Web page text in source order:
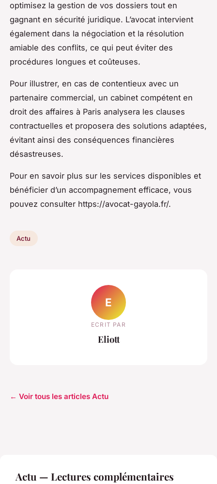
optimisez la gestion de vos dossiers tout en
gagnant en sécurité juridique. L’avocat intervient
également dans la négociation et la résolution
amiable des conflits, ce qui peut éviter des
procédures longues et coûteuses.
Pour illustrer, en cas de contentieux avec un
partenaire commercial, un cabinet compétent en
droit des affaires à Paris analysera les clauses
contractuelles et proposera des solutions adaptées,
évitant ainsi des conséquences financières
désastreuses.
Pour en savoir plus sur les services disponibles et
bénéficier d’un accompagnement efficace, vous
pouvez consulter https://avocat-gayola.fr/.
Actu
E
ECRIT PAR
Eliott
← Voir tous les articles Actu
Actu — Lectures complémentaires